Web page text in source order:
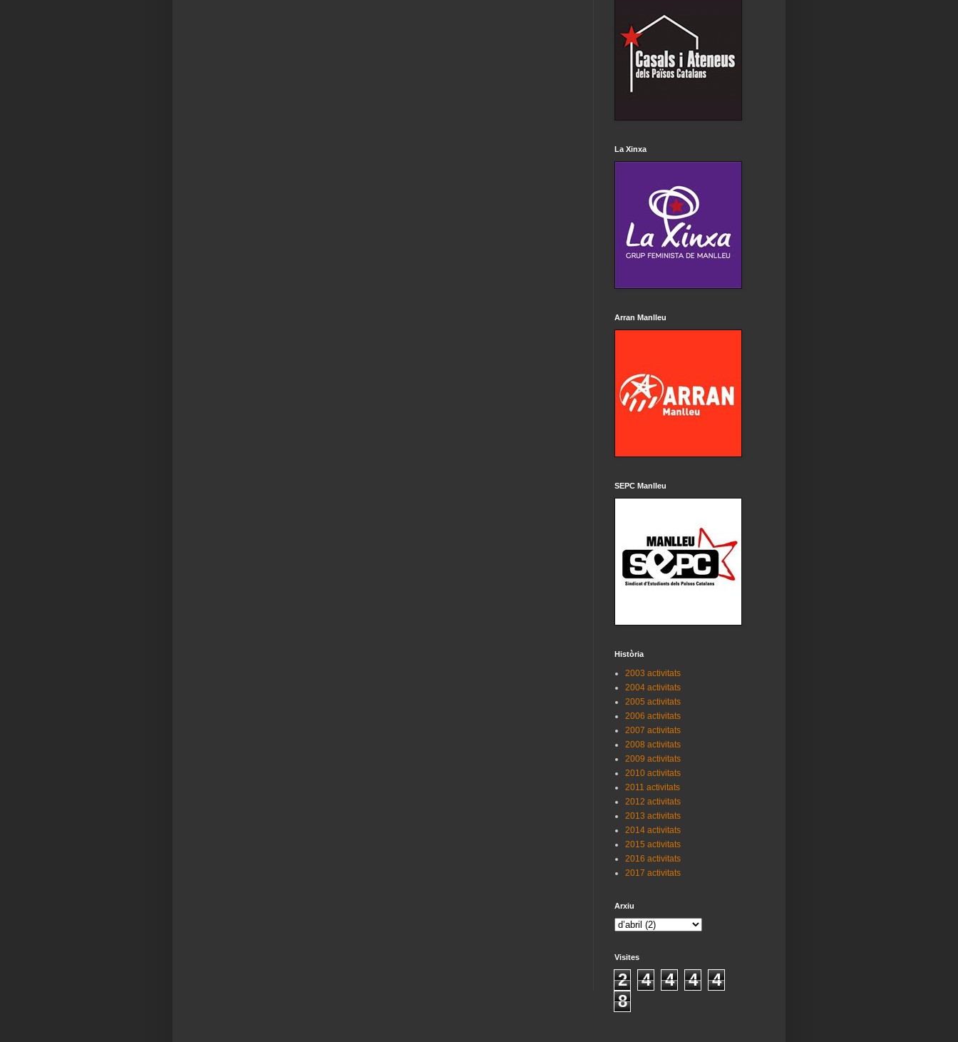
La Xinxa
Arran Manlleu
SEPC Manlleu
Història
2003 activitats
2004 activitats
2005 activitats
2006 activitats
2007 activitats
2008 activitats
2009 activitats
2010 activitats
2011 activitats
2012 activitats
2013 activitats
2014 activitats
2015 activitats
2016 activitats
2017 activitats
Arxiu
Visites
2 4 4 4
4
8